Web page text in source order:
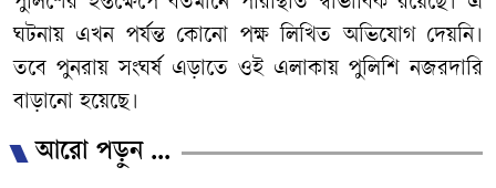
ঘটনায় এখন পর্যন্ত কোনো পক্ষ লিখিত অভিযোগ দেয়নি।
তবে পুনরায় সংঘর্ষ এড়াতে ওই এলাকায় পুলিশি নজরদারি
বাড়ানো হয়েছে।
আরো পড়ুন ...